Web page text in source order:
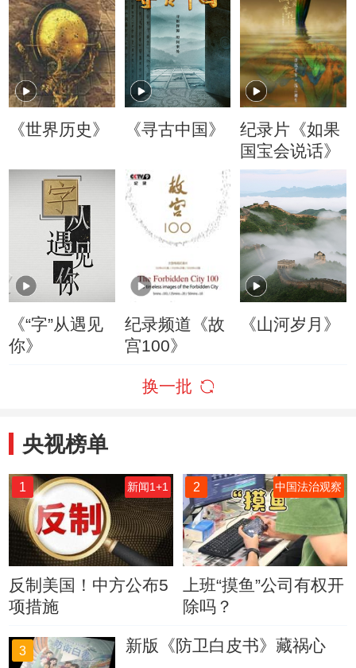
《世界历史》 《寻古中国》
纪录片《如果
国宝会说话》
《“字”从遇见
你》
纪录频道《故
宫100》
《山河岁月》
换一批
央视榜单
1 新闻1+1
反制美国！中方公布5
项措施
2 中国法治观察
上班“摸鱼”公司有权开
除吗？
3 新版《防卫白皮书》藏祸心